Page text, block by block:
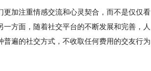
加注重情感交流和心灵契合，而不是仅仅看
方面，随着社交平台的不断发展和完善，人
遍的社交方式，不收取任何费用的交友行为